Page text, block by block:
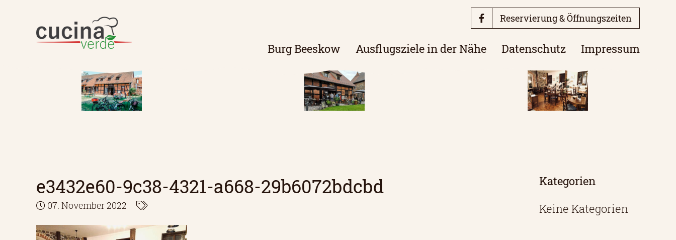
Reservierung & Öffnungszeiten
Burg Beeskow Ausflugsziele in der Nähe Datenschutz Impressum
e3432e60-9c38-4321-a668-29b6072bdcbd
07. November 2022
Kategorien
Keine Kategorien